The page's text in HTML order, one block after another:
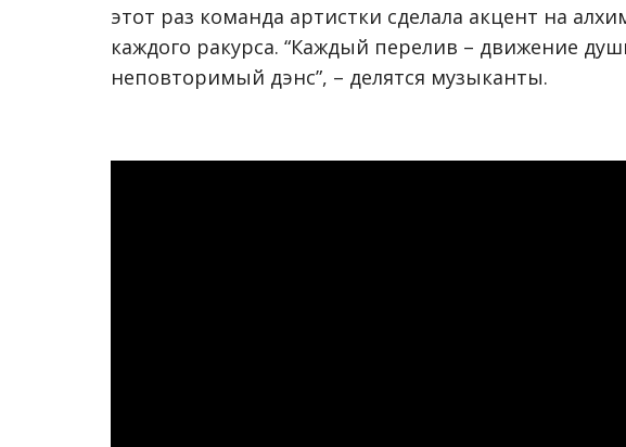
этот раз команда артистки сделала акцент на
каждого ракурса. “Каждый перелив – движение
неповторимый дэнс”, – делятся музыканты.